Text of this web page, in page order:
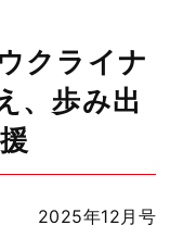
クライナ
、歩み出
2025年12月号